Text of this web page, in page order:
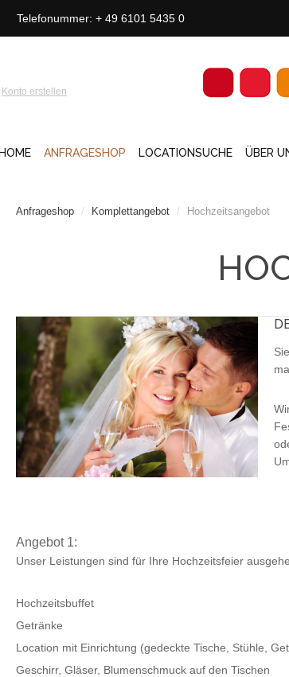
Telefonummer: + 49 6101 5435 0
Konto erstellen
HOME ANFRAGESHOP LOCATIONSUCHE ÜBER
Anfrageshop / Komplettangebot / Hochzeitsangebot
Angebot 1:
Unser Leistungen sind für Ihre Hochzeitsfeier
Hochzeitsbuffet
Getränke
Location mit Einrichtung (gedeckte Tische, Stühle,
Geschirr, Gläser, Blumenschmuck auf den Tischen